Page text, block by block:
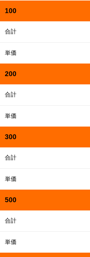
100
合計
単価
200
合計
単価
300
合計
単価
500
合計
単価